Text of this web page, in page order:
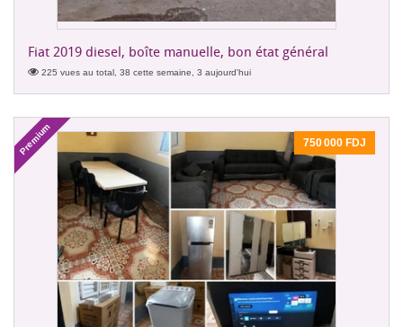
Fiat 2019 diesel, boîte manuelle, bon état général
225 vues au total, 38 cette semaine, 3 aujourd'hui
Premium 750 000 FDJ